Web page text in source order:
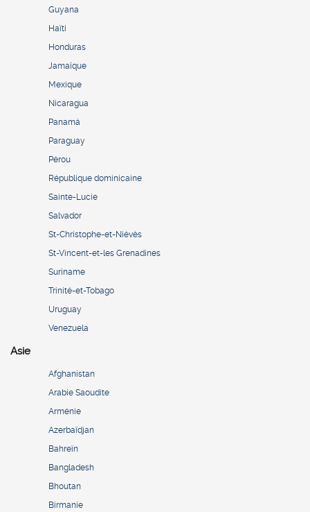
Guyana
Haïti
Honduras
Jamaïque
Mexique
Nicaragua
Panamá
Paraguay
Pérou
République dominicaine
Sainte-Lucie
Salvador
St-Christophe-et-Niévès
St-Vincent-et-les Grenadines
Suriname
Trinité-et-Tobago
Uruguay
Venezuela
Asie
Afghanistan
Arabie Saoudite
Arménie
Azerbaïdjan
Bahreïn
Bangladesh
Bhoutan
Birmanie